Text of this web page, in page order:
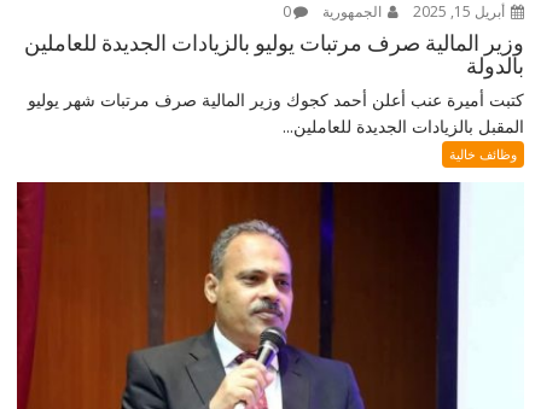
أبريل 15, 2025 الجمهورية 0
وزير المالية صرف مرتبات يوليو بالزيادات الجديدة للعاملين
بالدولة
كتبت أميرة عنب أعلن أحمد كجوك وزير المالية صرف مرتبات شهر يوليو
المقبل بالزيادات الجديدة للعاملين...
وظائف خالية